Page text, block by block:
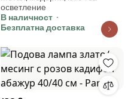
Editor
осветление
В наличност
Безплатна доставка